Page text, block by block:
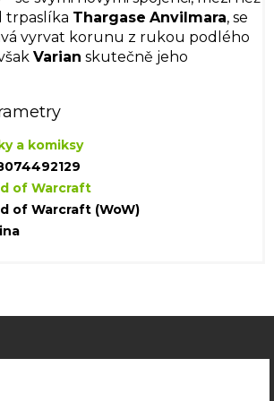
trpaslíka Thargase Anvilmara, se
vyrvat korunu z rukou podlého
Varian skutečně jeho
a komiksy
of Warcraft
of Warcraft (WoW)